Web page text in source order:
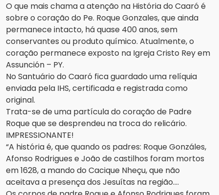
O que mais chama a atenção na História do Caaró é
sobre o coração do Pe. Roque Gonzales, que ainda
permanece intacto, há quase 400 anos, sem
conservantes ou produto químico. Atualmente, o
coração permanece exposto na Igreja Cristo Rey em
Assunción – PY.
No Santuário do Caaró fica guardado uma relíquia
enviada pela IHS, certificada e registrada como
original.
Trata-se de uma partícula do coração de Padre
Roque que se desprendeu na troca do relicário.
IMPRESSIONANTE!
“A história é, que quando os padres: Roque Gonzáles,
Afonso Rodrigues e João de castilhos foram mortos
em 1628, a mando do Cacique Nheçu, que não
aceitava a presença dos Jesuítas na região….